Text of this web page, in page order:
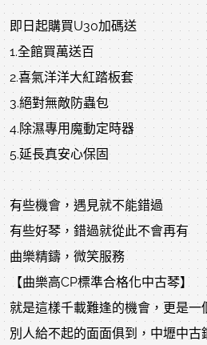
即日起購買U30加碼送
1.全館買萬送百
2.喜氣洋洋大紅踏板套
3.絕對無敵防蟲包
4.除濕專用魔動定時器
5.延長真安心保固
有些機會，遇見就不能錯過
有些好琴，錯過就從此不會再有
曲樂精鑄，微笑服務
【曲樂高CP標準合格化中古琴】
就是這樣千載難逢的機會，更是一
別人給不起的面面俱到，中壢中古